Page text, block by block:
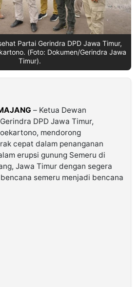
Partai Gerindra DPD Jawa Timur,
(Foto: Dokumen/Gerindra Jawa
Timur).
– Ketua Dewan
DPD Jawa Timur,
​mendorong
cepat dalam penanganan
erupsi gunung Semeru di
Jawa Timur dengan segera
semeru menjadi bencana